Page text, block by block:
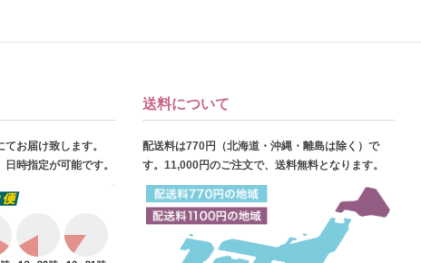
お届け致します。
時指定が可能です。
送料について
配送料は770円（北海道・沖縄・離島は除く）で
す。11,000円のご注文で、送料無料となります。